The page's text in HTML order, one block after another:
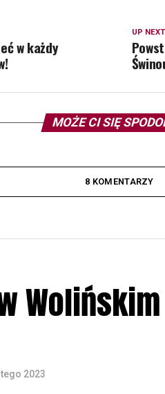
UP NEXT
w każdy
MOŻE CI SIĘ
8 KOMENTARZY
2023